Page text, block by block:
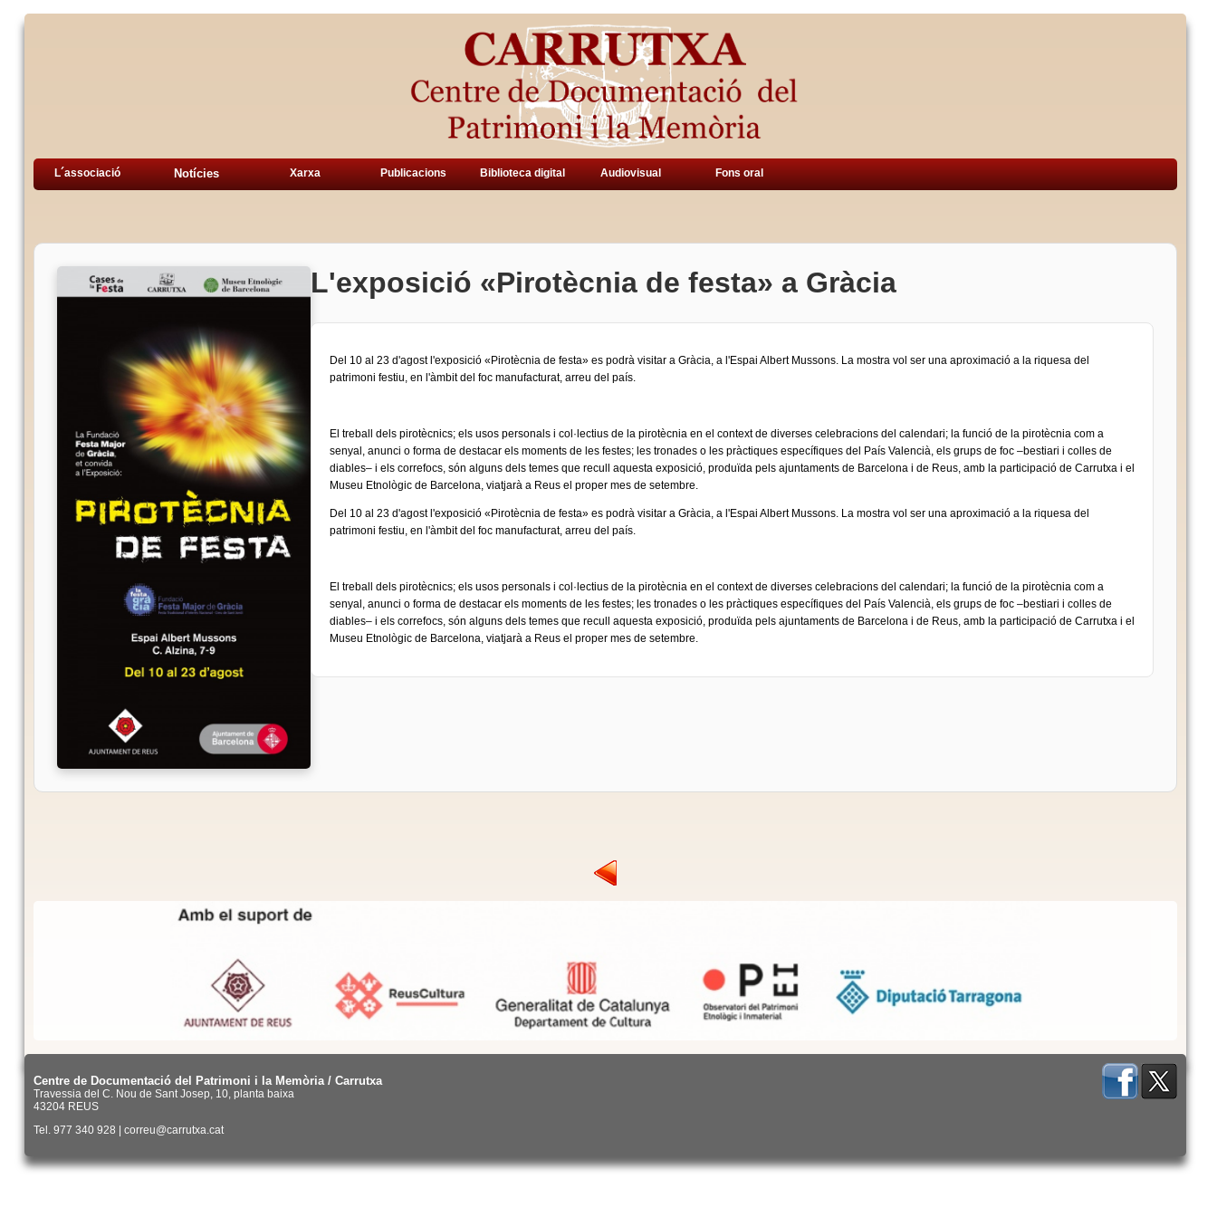
L´associació Notícies Xarxa Publicacions Biblioteca digital Audiovisual Fons oral
L'exposició «Pirotècnia de festa» a Gràcia
Del 10 al 23 d'agost l'exposició «Pirotècnia de festa» es podrà visitar a Gràcia, a l'Espai Albert Mussons. La mostra vol ser una aproximació a la riquesa del
patrimoni festiu, en l'àmbit del foc manufacturat, arreu del país.
El treball dels pirotècnics; els usos personals i col·lectius de la pirotècnia en el context de diverses celebracions del calendari; la funció de la pirotècnia com a
senyal, anunci o forma de destacar els moments de les festes; les tronades o les pràctiques específiques del País Valencià, els grups de foc –bestiari i colles de
diables– i els correfocs, són alguns dels temes que recull aquesta exposició, produïda pels ajuntaments de Barcelona i de Reus, amb la participació de Carrutxa i el
Museu Etnològic de Barcelona, viatjarà a Reus el proper mes de setembre.
Del 10 al 23 d'agost l'exposició «Pirotècnia de festa» es podrà visitar a Gràcia, a l'Espai Albert Mussons. La mostra vol ser una aproximació a la riquesa del
patrimoni festiu, en l'àmbit del foc manufacturat, arreu del país.
El treball dels pirotècnics; els usos personals i col·lectius de la pirotècnia en el context de diverses celebracions del calendari; la funció de la pirotècnia com a
senyal, anunci o forma de destacar els moments de les festes; les tronades o les pràctiques específiques del País Valencià, els grups de foc –bestiari i colles de
diables– i els correfocs, són alguns dels temes que recull aquesta exposició, produïda pels ajuntaments de Barcelona i de Reus, amb la participació de Carrutxa i el
Museu Etnològic de Barcelona, viatjarà a Reus el proper mes de setembre.
Centre de Documentació del Patrimoni i la Memòria / Carrutxa
Travessia del C. Nou de Sant Josep, 10, planta baixa
43204 REUS
Tel. 977 340 928 | correu@carrutxa.cat